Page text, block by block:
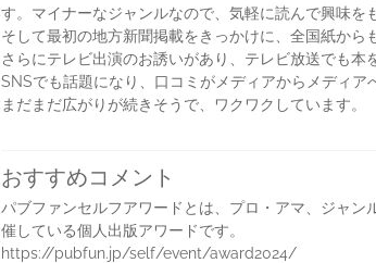
す。マイナーなジャンルなので、気軽に読んで興味を
そして最初の地方新聞掲載をきっかけに、全国紙から
さらにテレビ出演のお誘いがあり、テレビ放送でも本
SNSでも話題になり、口コミがメディアからメディア
まだまだ広がりが続きそうで、ワクワクしています。
おすすめコメント
パブファンセルフアワードとは、プロ・アマ、ジャ
催している個人出版アワードです。
https://pubfun.jp/self/event/award2024/